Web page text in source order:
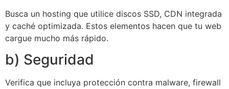
Busca un hosting que utilice discos SSD, CDN integrada
y caché optimizada. Estos elementos hacen que tu web
cargue mucho más rápido.
b) Seguridad
Verifica que incluya protección contra malware, firewall